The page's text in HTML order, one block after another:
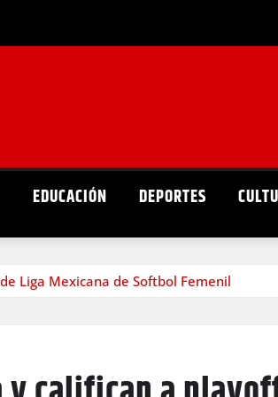
EDUCACIÓN DEPORTES
Liga Mexicana de Softbol Femenil